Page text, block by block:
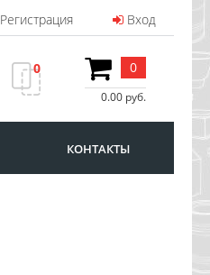
Регистрация Вход
0 0
0.00 руб.
КОНТАКТЫ